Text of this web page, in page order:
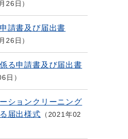
26日
請書及び届出書
26日
る申請書及び届出書
日
ションクリーニング
届出様式
2021年02